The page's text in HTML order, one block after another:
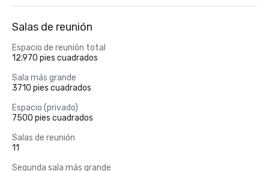
Salas de reunión
Espacio de reunión total
12.970 pies cuadrados
Sala más grande
3710 pies cuadrados
Espacio (privado)
7500 pies cuadrados
Salas de reunión
11
Segunda sala más grande